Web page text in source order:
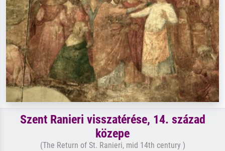
Szent Ranieri visszatérése, 14. század
közepe
(The Return of St. Ranieri, mid 14th century )